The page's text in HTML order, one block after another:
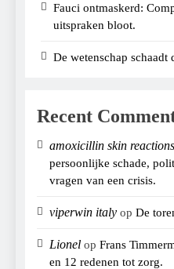
Fauci ontmaskerd:
uitspraken bloot.
De wetenschap schaadt
Recent
amoxicillin skin reactions
persoonlijke schade,
vragen van een crisis.
viperwin italy op De
Lionel op Frans
en 12 redenen tot zorg.